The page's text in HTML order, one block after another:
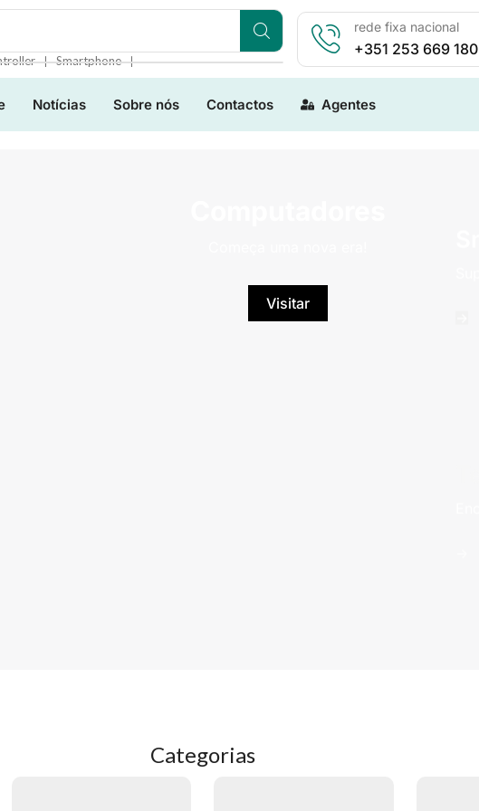
❘ Smartphone ❘
rede fixa nacional
+351 253 669 180
Notícias Sobre nós Contactos Agentes
Visitar
Categorias